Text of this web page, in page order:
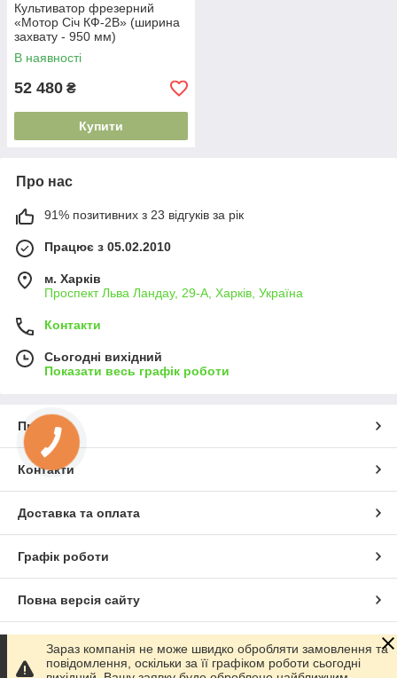
Культиватор фрезерний
«Мотор Січ КФ-2В» (ширина
захвату - 950 мм)
В наявності
52 480 ₴
Купити
Про нас
91% позитивних з 23 відгуків за рік
Працює з 05.02.2010
м. Харків
Проспект Льва Ландау, 29-А, Харків, Україна
Контакти
Сьогодні вихідний
Показати весь графік роботи
Про нас
Контакти
Доставка та оплата
Графік роботи
Повна версія сайту
Сайт створено на маркетплейсіProm.ua
Зараз компанія не може швидко обробляти замовлення та
повідомлення, оскільки за її графіком роботи сьогодні